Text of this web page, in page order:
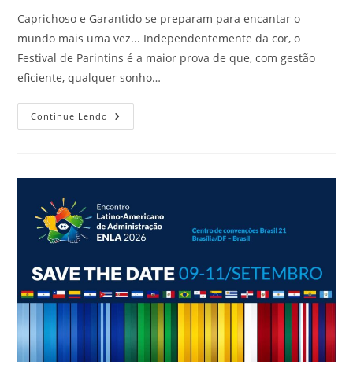
Caprichoso e Garantido se preparam para encantar o
mundo mais uma vez... Independentemente da cor, o
Festival de Parintins é a maior prova de que, com gestão
eficiente, qualquer sonho…
Continue Lendo